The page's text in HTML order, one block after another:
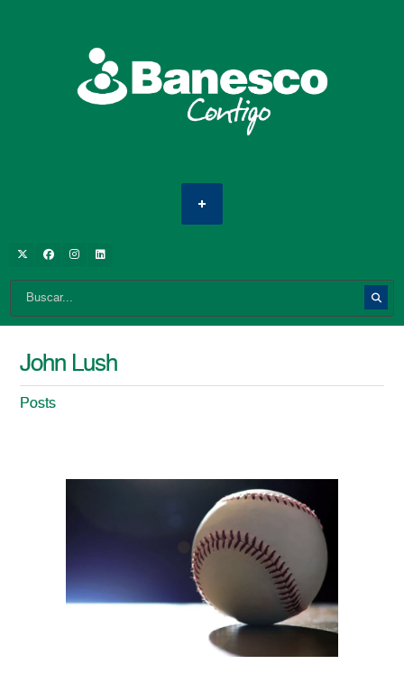
John Lush
Posts